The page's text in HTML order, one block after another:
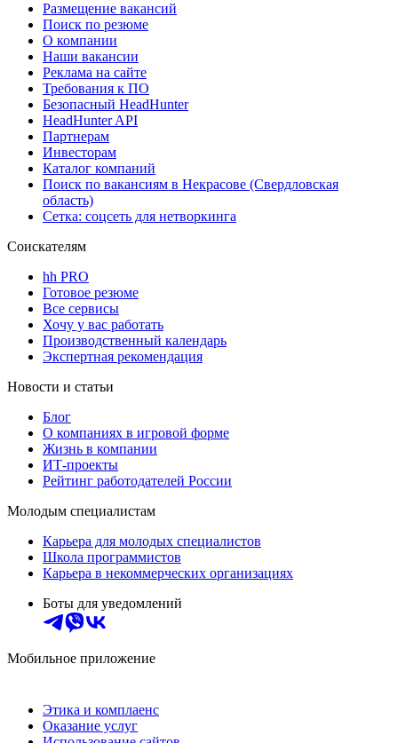
Размещение вакансий
Поиск по резюме
О компании
Наши вакансии
Реклама на сайте
Требования к ПО
Безопасный HeadHunter
HeadHunter API
Партнерам
Инвесторам
Каталог компаний
Поиск по вакансиям в Некрасове (Свердловская
область)
Сетка: соцсеть для нетворкинга
Соискателям
hh PRO
Готовое резюме
Все сервисы
Хочу у вас работать
Производственный календарь
Экспертная рекомендация
Новости и статьи
Блог
О компаниях в игровой форме
Жизнь в компании
ИТ-проекты
Рейтинг работодателей России
Молодым специалистам
Карьера для молодых специалистов
Школа программистов
Карьера в некоммерческих организациях
Боты для уведомлений
Мобильное приложение
Этика и комплаенс
Оказание услуг